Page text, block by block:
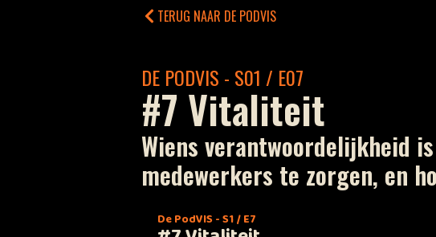
TERUG NAAR DE PODVIS
DE PODVIS - S01 / E07
#7 Vitaliteit
Wiens verantwoordelijkheid
medewerkers te zorgen, en